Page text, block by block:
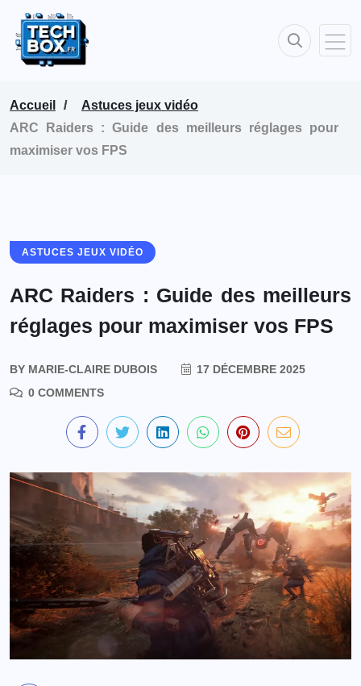
Accueil
Astuces jeux vidéo
ARC Raiders : Guide des meilleurs réglages pour
maximiser vos FPS
ASTUCES JEUX VIDÉO
ARC Raiders : Guide des meilleurs
réglages pour maximiser vos FPS
BY MARIE-CLAIRE DUBOIS
17 DÉCEMBRE 2025
0 COMMENTS